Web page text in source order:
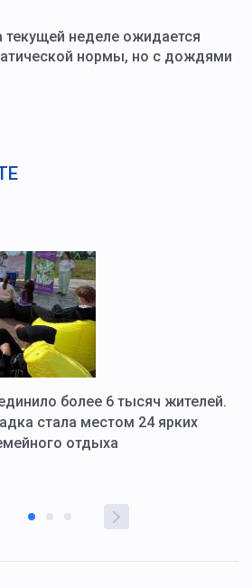
текущей неделе ожидается
нормы, но с дождями
более 6 тысяч жителей.
стала местом 24 ярких
отдыха